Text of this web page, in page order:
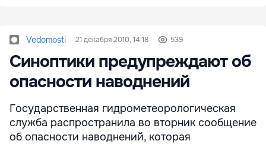
Vedomosti 21 декабря 2010, 14:18 539
Синоптики предупреждают об
опасности наводнений
Государственная гидрометеорологическая
служба распространила во вторник сообщение
об опасности наводнений, которая